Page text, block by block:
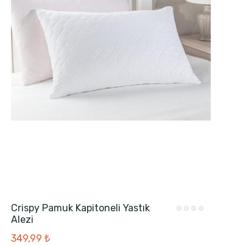
Crispy Pamuk Kapitoneli Yastık
Alezi
349,99 ₺